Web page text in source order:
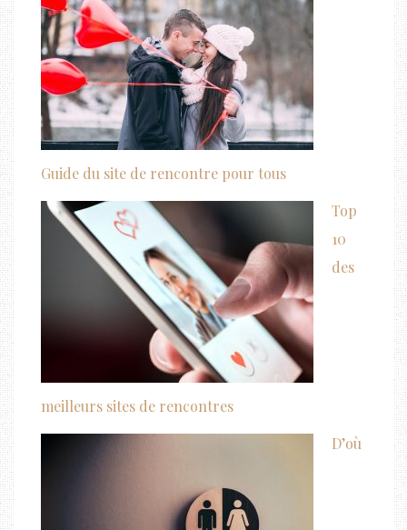
Guide du site de rencontre pour tous
Top
10
des
meilleurs sites de rencontres
D’où